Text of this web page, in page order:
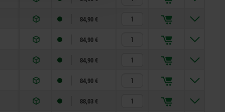
84,90 €
84,90 €
84,90 €
84,90 €
88,03 €